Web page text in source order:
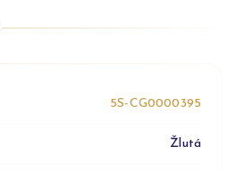
5S-CG0000395
Žlutá